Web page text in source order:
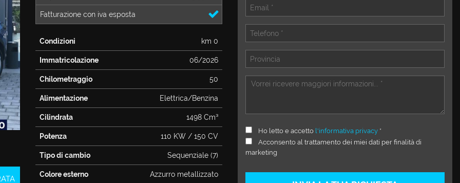
Fatturazione con iva esposta
Condizioni km 0
Immatricolazione 06/2026
Chilometraggio 50
Alimentazione Elettrica/Benzina
Cilindrata 1498 Cm³
Potenza 110 KW / 150 CV
Tipo di cambio Sequenziale (7)
Colore esterno Azzurro metallizzato
Ho letto e accetto l'informativa privacy *
Acconsento al trattamento dei miei dati per finalità di
marketing